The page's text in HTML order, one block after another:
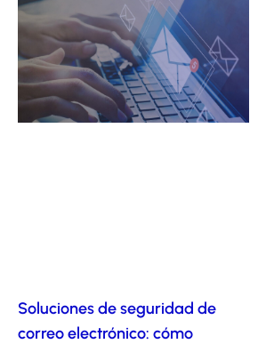
Soluciones de seguridad de
correo electrónico: cómo